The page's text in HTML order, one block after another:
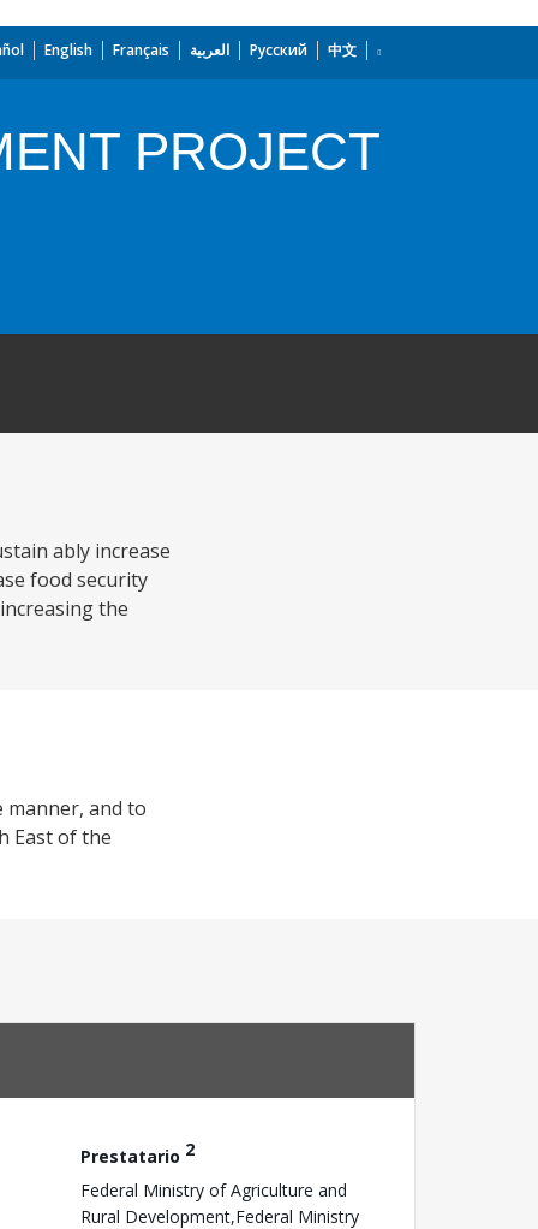
English Français العربية Русский 中文
PROJECT
ably increase
food security
the
manner, and to
East of the
Prestatario 2
Federal Ministry of Agriculture and
Rural Development,Federal Ministry